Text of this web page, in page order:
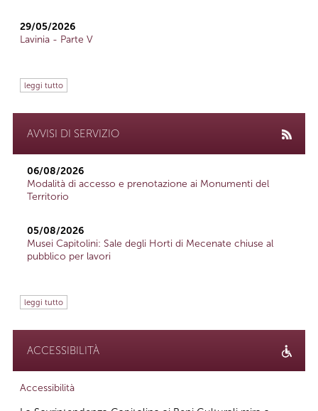
29/05/2026
Lavinia - Parte V
leggi tutto
AVVISI DI SERVIZIO
06/08/2026
Modalità di accesso e prenotazione ai Monumenti del
Territorio
05/08/2026
Musei Capitolini: Sale degli Horti di Mecenate chiuse al
pubblico per lavori
leggi tutto
ACCESSIBILITÀ
Accessibilità